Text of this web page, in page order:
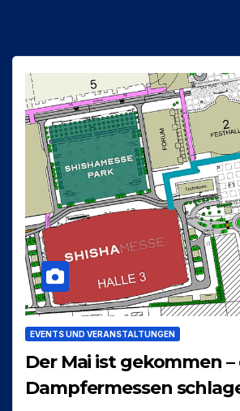
EVENTS UND VERANSTALTUNGEN
Der Mai ist gekommen –
Dampfermessen